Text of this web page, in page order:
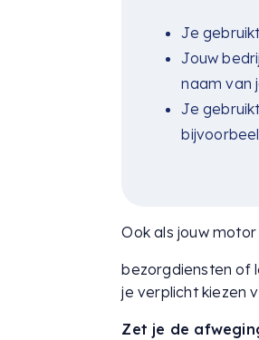
Je
Jouw
naam van
Je
Ook als jouw
bezorgdiensten of
je verplicht kiezen
Zet je de